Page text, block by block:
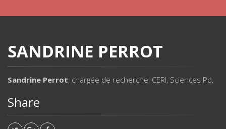
SANDRINE PERROT
Sandrine Perrot, chargée de recherche, CERI, Sciences Po.
Share